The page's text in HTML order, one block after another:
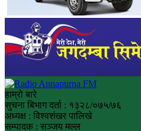
हाम्रो बारे
सुचना बिभाग दर्ता : १३२८/०७५/७६
अध्यक्ष : विश्वशंखर पालिखे
सम्पादक : सञ्जय मल्ल